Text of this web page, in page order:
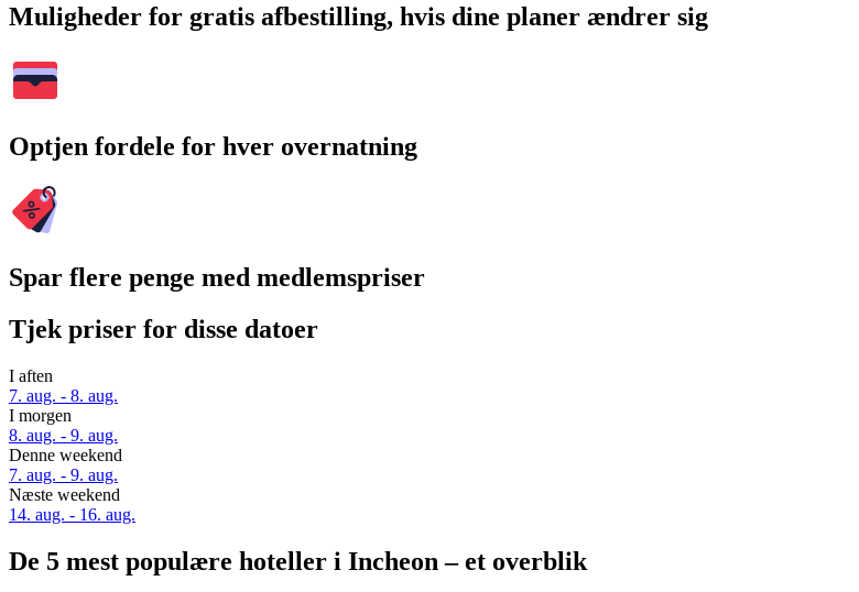
Muligheder for gratis afbestilling, hvis dine planer ændrer sig
Optjen fordele for hver overnatning
Spar flere penge med medlemspriser
Tjek priser for disse datoer
I aften
7. aug. - 8. aug.
I morgen
8. aug. - 9. aug.
Denne weekend
7. aug. - 9. aug.
Næste weekend
14. aug. - 16. aug.
De 5 mest populære hoteller i Incheon – et overblik